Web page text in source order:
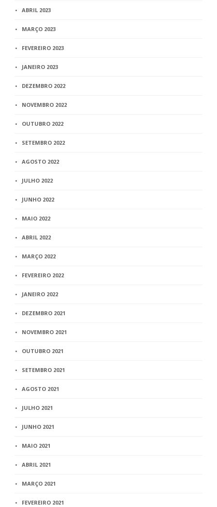
ABRIL 2023
MARÇO 2023
FEVEREIRO 2023
JANEIRO 2023
DEZEMBRO 2022
NOVEMBRO 2022
OUTUBRO 2022
SETEMBRO 2022
AGOSTO 2022
JULHO 2022
JUNHO 2022
MAIO 2022
ABRIL 2022
MARÇO 2022
FEVEREIRO 2022
JANEIRO 2022
DEZEMBRO 2021
NOVEMBRO 2021
OUTUBRO 2021
SETEMBRO 2021
AGOSTO 2021
JULHO 2021
JUNHO 2021
MAIO 2021
ABRIL 2021
MARÇO 2021
FEVEREIRO 2021